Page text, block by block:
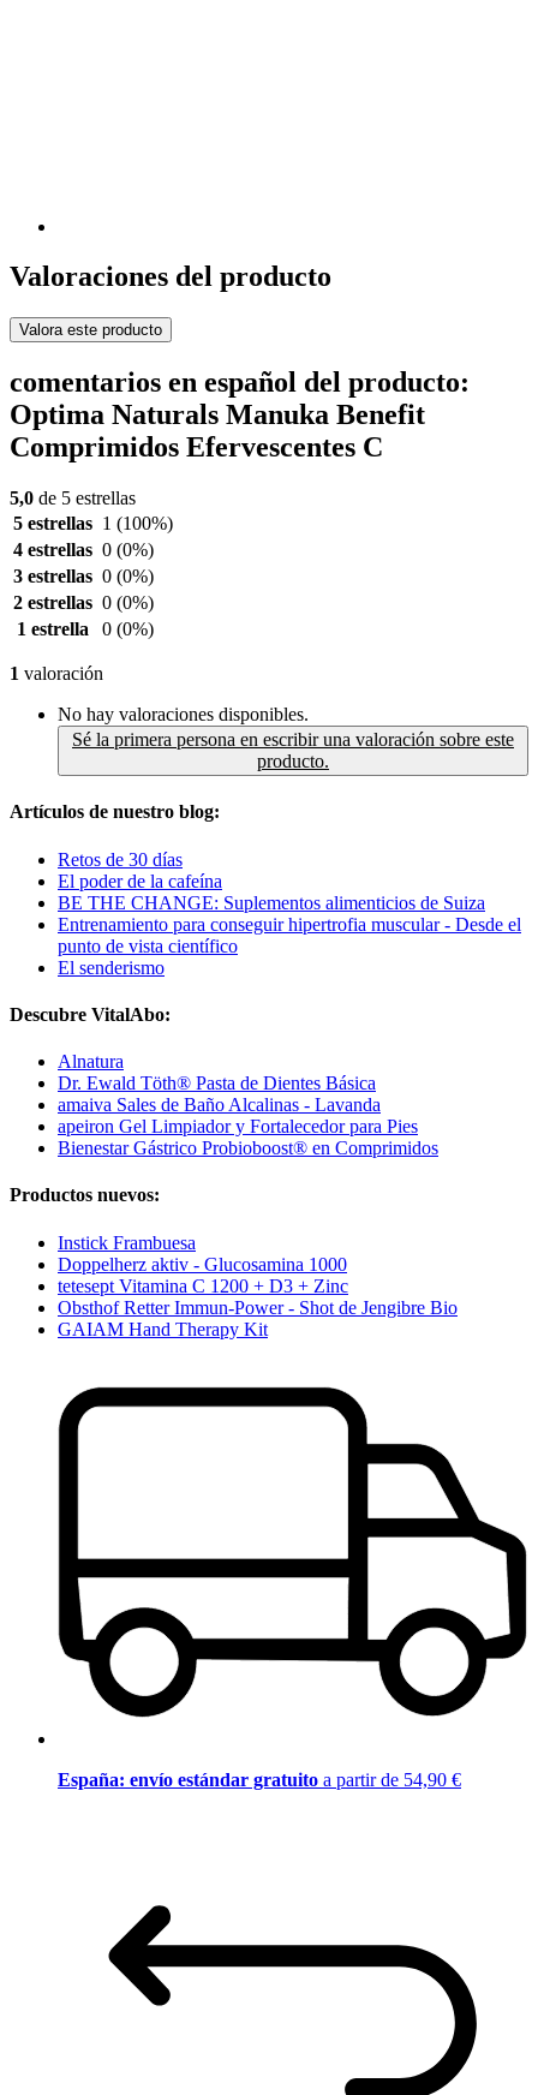
Valoraciones del producto
Valora este producto
comentarios en español del producto:
Optima Naturals Manuka Benefit
Comprimidos Efervescentes C
5,0 de 5 estrellas
5 estrellas 1 (100%)
4 estrellas 0 (0%)
3 estrellas 0 (0%)
2 estrellas 0 (0%)
1 estrella
0 (0%)
1 valoración
No hay valoraciones disponibles.
Sé la primera persona en escribir una valoración sobre este
producto.
Artículos de nuestro blog:
Retos de 30 días
El poder de la cafeína
BE THE CHANGE: Suplementos alimenticios de Suiza
Entrenamiento para conseguir hipertrofia muscular - Desde el
punto de vista científico
El senderismo
Descubre VitalAbo:
Alnatura
Dr. Ewald Töth® Pasta de Dientes Básica
amaiva Sales de Baño Alcalinas - Lavanda
apeiron Gel Limpiador y Fortalecedor para Pies
Bienestar Gástrico Probioboost® en Comprimidos
Productos nuevos:
Instick Frambuesa
Doppelherz aktiv - Glucosamina 1000
tetesept Vitamina C 1200 + D3 + Zinc
Obsthof Retter Immun-Power - Shot de Jengibre Bio
GAIAM Hand Therapy Kit
España: envío estándar gratuito a partir de 54,90 €